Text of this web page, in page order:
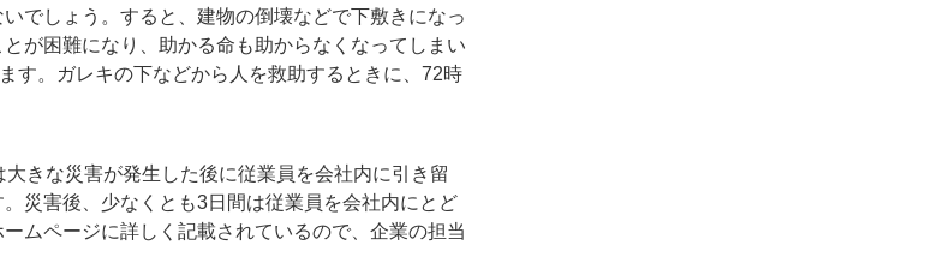
でしょう。すると、建物の倒壊などで下敷きになっ
が困難になり、助かる命も助からなくなってしまい
す。ガレキの下などから人を救助するときに、72時
きな災害が発生した後に従業員を会社内に引き留
災害後、少なくとも3日間は従業員を会社内にとど
ムページに詳しく記載されているので、企業の担当